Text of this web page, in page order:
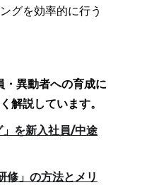
グを効率的に行う
異動者への育成に
解説しています。
を新入社員/中途
」の方法とメリ